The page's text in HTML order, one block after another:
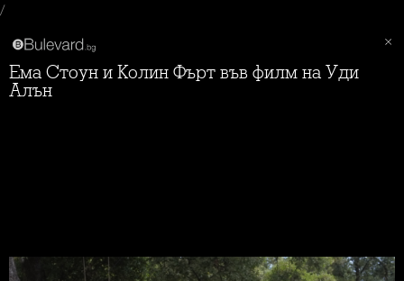
/
Ема Стоун и Колин Фърт във филм на Уди
Алън